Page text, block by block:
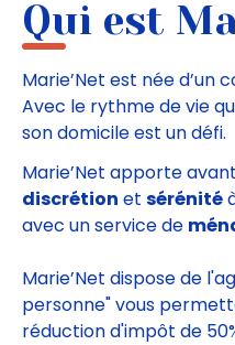
Qui est
Marie’Net est née d’un
Avec le rythme de vie
son domicile est un défi.
Marie’Net apporte
discrétion et sérénité
avec un service de
Marie’Net dispose de
personne" vous
réduction d'impôt de